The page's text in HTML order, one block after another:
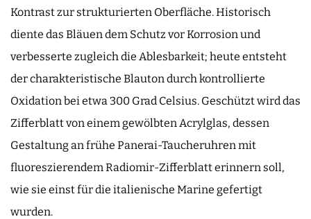
Kontrast zur strukturierten Oberfläche. Historisch
diente das Bläuen dem Schutz vor Korrosion und
verbesserte zugleich die Ablesbarkeit; heute entsteht
der charakteristische Blauton durch kontrollierte
Oxidation bei etwa 300 Grad Celsius. Geschützt wird das
Zifferblatt von einem gewölbten Acrylglas, dessen
Gestaltung an frühe Panerai-Taucheruhren mit
fluoreszierendem Radiomir-Zifferblatt erinnern soll,
wie sie einst für die italienische Marine gefertigt
wurden.